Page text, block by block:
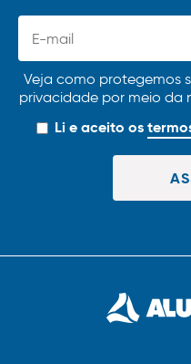
Veja como protegemos
privacidade por meio da
Li e aceito os